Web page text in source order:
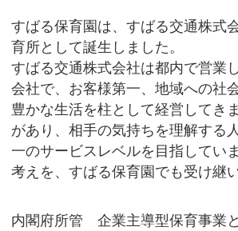
すばる保育園は、すばる交通株式
育所として誕生しました。
すばる交通株式会社は都内で営業
会社で、 お客様第一、地域への社
豊かな生活を柱として経営してき
があり、相手の気持ちを理解する
一のサービスレベルを目指していま
考えを、すばる保育園でも受け継
内閣府所管 企業主導型保育事業